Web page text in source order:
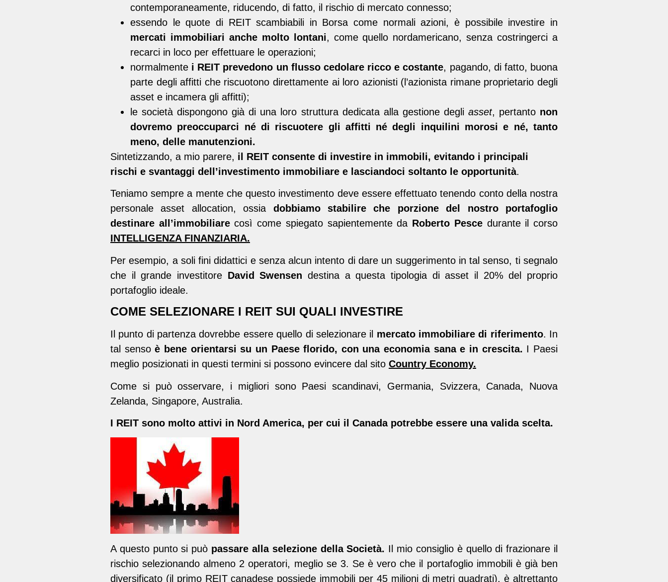
contemporaneamente, riducendo, di fatto, il rischio di mercato connesso;
essendo le quote di REIT scambiabili in Borsa come normali azioni, è possibile investire in
mercati immobiliari anche molto lontani, come quello nordamericano, senza costringerci a
recarci in loco per effettuare le operazioni;
normalmente i REIT prevedono un flusso cedolare ricco e costante, pagando, di fatto, buona
parte degli affitti che riscuotono direttamente ai loro azionisti (l’azionista rimane proprietario degli
asset e incamera gli affitti);
le società dispongono già di una loro struttura dedicata alla gestione degli asset, pertanto non
dovremo preoccuparci né di riscuotere gli affitti né degli inquilini morosi e né, tanto
meno, delle manutenzioni.
Sintetizzando, a mio parere, il REIT consente di investire in immobili, evitando i principali
rischi e svantaggi dell’investimento immobiliare e lasciandoci soltanto le opportunità.
Teniamo sempre a mente che questo investimento deve essere effettuato tenendo conto della nostra
personale asset allocation, ossia dobbiamo stabilire che porzione del nostro portafoglio
destinare all’immobiliarecosì come spiegato sapientemente da Roberto Pesce durante il corso
INTELLIGENZA FINANZIARIA.
Per esempio, a soli fini didattici e senza alcun intento di dare un suggerimento in tal senso, ti segnalo
che il grande investitore David Swensen destina a questa tipologia di asset il 20% del proprio
portafoglio ideale.
COME SELEZIONARE I REIT SUI QUALI INVESTIRE
Il punto di partenza dovrebbe essere quello di selezionare il mercato immobiliare di riferimento. In
tal sensoè bene orientarsi su un Paese florido, con una economia sana e in crescita. I Paesi
meglio posizionati in questi termini si possono evincere dal sito Country Economy.
Come si può osservare, i migliori sono Paesi scandinavi, Germania, Svizzera, Canada, Nuova
Zelanda, Singapore, Australia.
I REIT sono molto attivi in Nord America, per cui il Canadapotrebbe essere una valida scelta.
A questo punto si può passare alla selezione della Società. Il mio consiglio è quello di frazionare il
rischio selezionando almeno 2 operatori, meglio se 3. Se è vero che il portafoglio immobili è già ben
diversificato (il primo REIT canadese possiede immobili per 45 milioni di metri quadrati), è altrettanto